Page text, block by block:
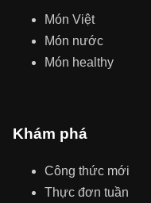
Món Việt
Món nước
Món healthy
Khám phá
Công thức mới
Thực đơn tuần